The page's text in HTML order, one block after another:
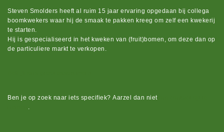
Steven Smolders heeft al ruim 15 jaar ervaring opgedaan bij collega
boomkwekers waar hij de smaak te pakken kreeg om zelf een kwekerij
te starten.
Hij is gespecialiseerd in het kweken van (fruit)bomen, om deze dan op
de particuliere markt te verkopen.
Ben je op zoek naar iets specifiek? Aarzel dan niet
.